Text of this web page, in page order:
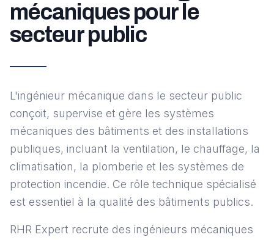
mécaniques pour le
secteur public
L'ingénieur mécanique dans le secteur public
conçoit, supervise et gère les systèmes
mécaniques des bâtiments et des installations
publiques, incluant la ventilation, le chauffage, la
climatisation, la plomberie et les systèmes de
protection incendie. Ce rôle technique spécialisé
est essentiel à la qualité des bâtiments publics.
RHR Expert recrute des ingénieurs mécaniques